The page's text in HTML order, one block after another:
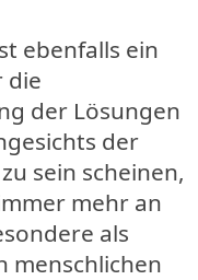
ebenfalls ein
die
der Lösungen
der
sein scheinen,
mehr an
als
menschlichen